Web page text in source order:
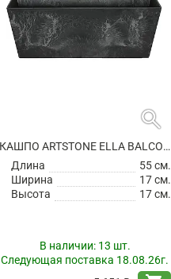
search
КАШПО ARTSTONE ELLA BALCONY BLACK
Длина
55 см.
Ширина
17 см.
Высота
17 см.
В наличии: 13 шт.
Следующая поставка 18.08.26г.